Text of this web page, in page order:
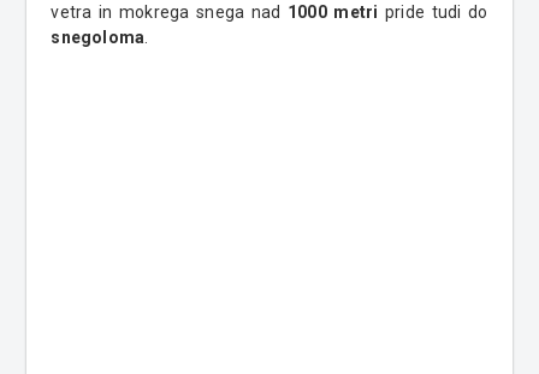
vetra in mokrega snega nad 1000 metri pride tudi do
snegoloma